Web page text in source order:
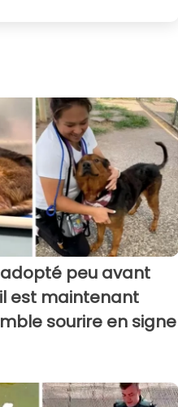
peu avant
est maintenant
sourire en signe